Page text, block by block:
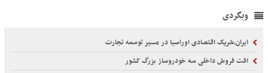
وبگردی
ایران،شریک اقتصادی اوراسیا در مسیر توسعه تجارت
افت فروش داخلی سه خودروساز بزرگ کشور